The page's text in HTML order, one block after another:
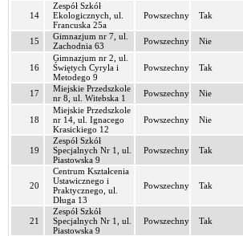
14
Zespół Szkół
Ekologicznych, ul.
Francuska 25a
Powszechny Tak
15
Gimnazjum nr 7, ul.
Zachodnia 63
Powszechny Nie
16
Gimnazjum nr 2, ul.
Świętych Cyryla i
Metodego 9
Powszechny Tak
17
Miejskie Przedszkole
nr 8, ul. Witebska 1
Powszechny Nie
18
Miejskie Przedszkole
nr 14, ul. Ignacego
Krasickiego 12
Powszechny Nie
19
Zespół Szkół
Specjalnych Nr 1, ul.
Piastowska 9
Powszechny Tak
20
Centrum Kształcenia
Ustawicznego i
Praktycznego, ul.
Długa 13
Powszechny Tak
21
Zespół Szkół
Specjalnych Nr 1, ul.
Piastowska 9
Powszechny Tak